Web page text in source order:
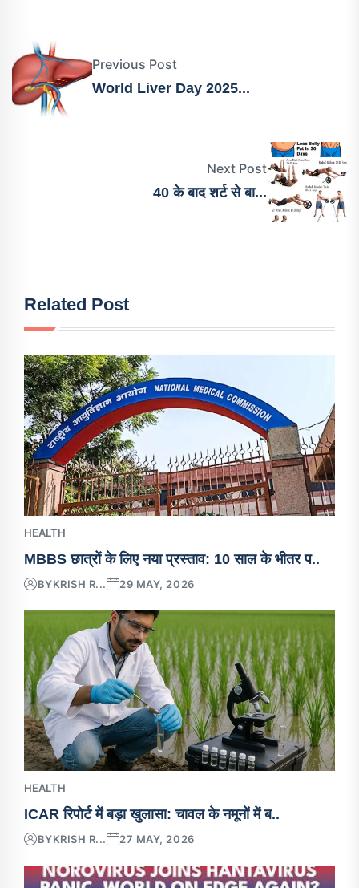
Previous Post
World Liver Day 2025...
Next Post
40 के बाद शर्ट से बा...
Related Post
HEALTH
MBBS छात्रों के लिए नया प्रस्ताव: 10 साल के भीतर प..
BYKRISH R... 29 MAY, 2026
HEALTH
ICAR रिपोर्ट में बड़ा खुलासा: चावल के नमूनों में ब..
BYKRISH R... 27 MAY, 2026